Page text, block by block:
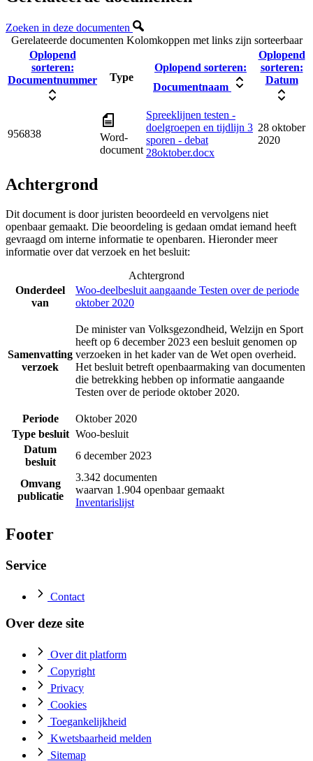
Zoeken in deze documenten
Gerelateerde documenten Kolomkoppen met links zijn sorteerbaar
Oplopend
sorteren:
Documentnummer
Type
Oplopend sorteren:
Documentnaam
Oplopend
sorteren:
Datum
956838
Word-
document
Spreeklijnen testen -
doelgroepen en tijdlijn 3
sporen - debat
28oktober.docx
28 oktober
2020
Achtergrond
Dit document is door juristen beoordeeld en vervolgens niet
openbaar gemaakt. Die beoordeling is gedaan omdat iemand heeft
gevraagd om interne informatie te openbaren. Hieronder meer
informatie over dat verzoek en het besluit:
Achtergrond
Onderdeel
van
Woo-deelbesluit aangaande Testen over de periode
oktober 2020
Samenvatting
verzoek
De minister van Volksgezondheid, Welzijn en Sport
heeft op 6 december 2023 een besluit genomen op
verzoeken in het kader van de Wet open overheid.
Het besluit betreft openbaarmaking van documenten
die betrekking hebben op informatie aangaande
Testen over de periode oktober 2020.
Periode
Oktober 2020
Type besluit Woo-besluit
Datum
besluit
6 december 2023
Omvang
publicatie
3.342 documenten
waarvan 1.904 openbaar gemaakt
Inventarislijst
Footer
Service
Contact
Over deze site
Over dit platform
Copyright
Privacy
Cookies
Toegankelijkheid
Kwetsbaarheid melden
Sitemap